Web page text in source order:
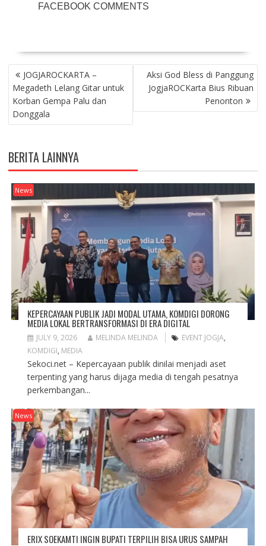
FACEBOOK COMMENTS
POST
NAVIGATION
JOGJAROCKARTA –
Megadeth Lelang Gitar untuk
Korban Gempa Palu dan
Donggala
Aksi God Bless di Panggung
JogjaROCKarta Bius Ribuan
Penonton
BERITA LAINNYA
News
KEPERCAYAAN PUBLIK JADI MODAL UTAMA, KOMDIGI DORONG
MEDIA LOKAL BERTRANSFORMASI DI ERA DIGITAL
JULY 9, 2026 MELINDA MELINDA EVENT JOGJA,
KOMDIGI, MEDIA
Sekoci.net – Kepercayaan publik dinilai menjadi aset
terpenting yang harus dijaga media di tengah pesatnya
perkembangan...
News
ERIX SOEKAMTI INGIN BUPATI TERPILIH BISA URUS SAMPAH